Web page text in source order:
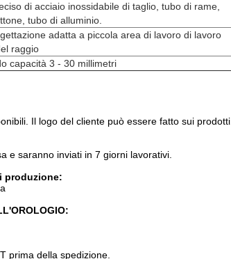
di acciaio inossidabile di taglio, tubo di rame,
tubo di alluminio.
adatta a piccola area di lavoro di lavoro
raggio
capacità 3 - 30 millimetri
Il logo del cliente può essere fatto sui prodotti.
e saranno inviati in 7 giorni lavorativi.
produzione:
prima della spedizione.